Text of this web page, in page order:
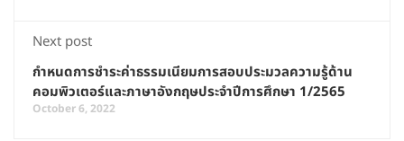
Next post
กำหนดการชำระค่าธรรมเนียมการสอบประมวลความรู้ด้าน
คอมพิวเตอร์และภาษาอังกฤษประจำปีการศึกษา 1/2565
October 6, 2022